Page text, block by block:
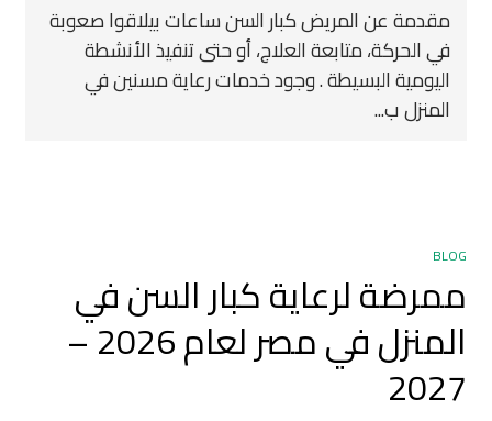
مقدمة عن المريض كبار السن ساعات بيلاقوا صعوبة
في الحركة، متابعة العلاج، أو حتى تنفيذ الأنشطة
اليومية البسيطة . وجود خدمات رعاية مسنين في
المنزل ب...
BLOG
ممرضة لرعاية كبار السن في
المنزل في مصر لعام 2026 –
2027